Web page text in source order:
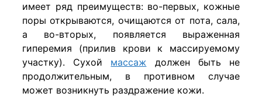
имеет ряд преимуществ: во-первых, кожные
поры открываются, очищаются от пота, сала,
а во-вторых, появ­ляется выраженная
гиперемия (прилив крови к массируемо­му
участку). Сухой массаж должен быть не
продолжитель­ным, в противном случае
может возникнуть раздражение кожи.